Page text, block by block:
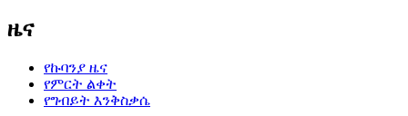
ዜና
የኩባንያ ዜና
የምርት ልቀት
የግብይት እንቅስቃሴ